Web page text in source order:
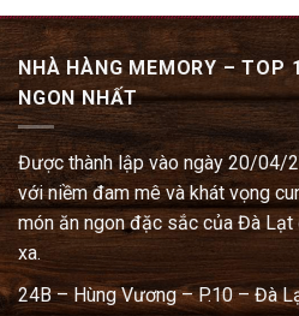
NHÀ HÀNG MEMORY – TOP
NGON NHẤT
Được thành lập vào ngày 20/04/
với niềm đam mê và khát vọng
món ăn ngon đặc sắc của Đà Lạt
xa.
24B – Hùng Vương – P.10 – Đà